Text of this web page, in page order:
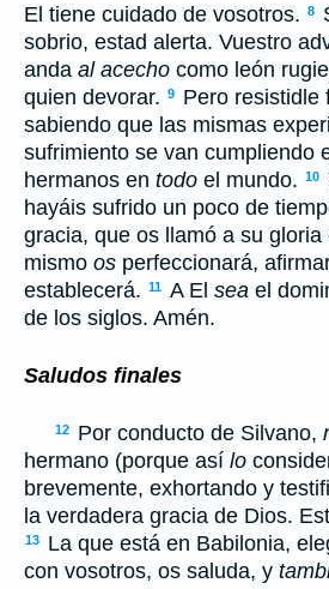
El tiene cuidado de vosotros. 8
sobrio, estad alerta. Vuestro
anda al acecho como león
quien devorar. 9
Pero resistidle
sabiendo que las mismas
sufrimiento se van cumpliendo
hermanos en todo el mundo. 10
hayáis sufrido un poco de
gracia, que os llamó a su gloria
mismo os perfeccionará,
establecerá. 11 A El sea el
de los siglos. Amén.
Saludos finales
12 Por conducto de Silvano,
hermano (porque así lo
brevemente, exhortando y
la verdadera gracia de Dios.
13
La que está en Babilonia,
con vosotros, os saluda, y